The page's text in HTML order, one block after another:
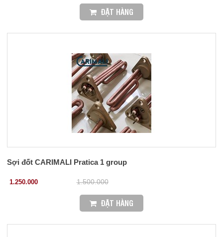
ĐẶT HÀNG
Sợi đốt CARIMALI Pratica 1 group
1.250.000 1.500.000
ĐẶT HÀNG